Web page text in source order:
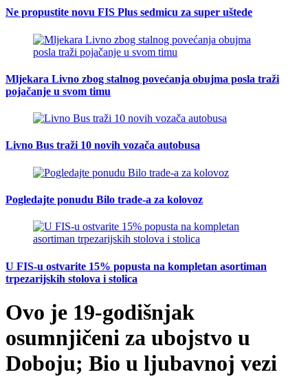
Ne propustite novu FIS Plus sedmicu za super uštede
Mljekara Livno zbog stalnog povećanja obujma posla traži
pojačanje u svom timu
Livno Bus traži 10 novih vozača autobusa
Pogledajte ponudu Bilo trade-a za kolovoz
U FIS-u ostvarite 15% popusta na kompletan asortiman
trpezarijskih stolova i stolica
Ovo je 19-godišnjak
osumnjičeni za ubojstvo u
Doboju; Bio u ljubavnoj vezi